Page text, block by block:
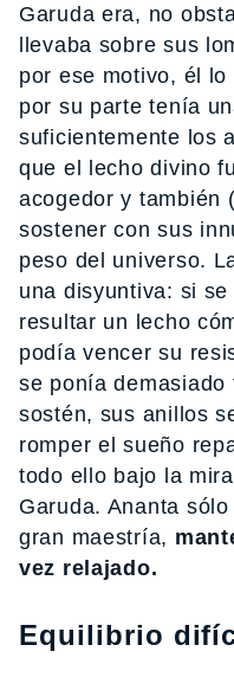
Garuda era, no
llevaba sobre sus
por ese motivo, él
por su parte tenía
suficientemente los
que el lecho divino
acogedor y también
sostener con sus
peso del universo.
una disyuntiva: si
resultar un lecho
podía vencer su
se ponía demasiado
sostén, sus anillos
romper el sueño
todo ello bajo la
Garuda. Ananta
gran maestría,
vez relajado.
Equilibrio